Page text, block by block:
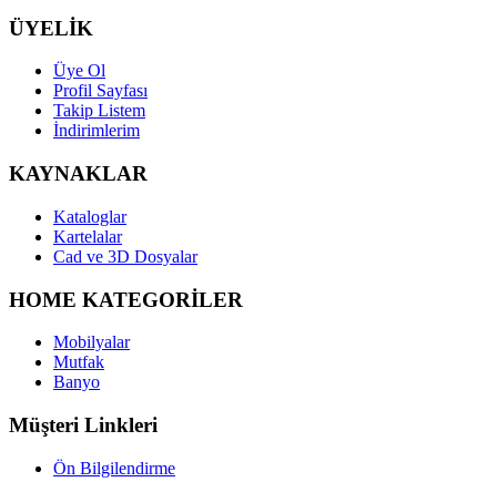
ÜYELİK
Üye Ol
Profil Sayfası
Takip Listem
İndirimlerim
KAYNAKLAR
Kataloglar
Kartelalar
Cad ve 3D Dosyalar
HOME KATEGORİLER
Mobilyalar
Mutfak
Banyo
Müşteri Linkleri
Ön Bilgilendirme